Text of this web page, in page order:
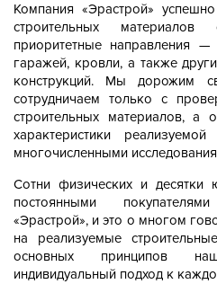
Компания «Эрастрой»
строительных
приоритетные направления —
гаражей, кровли, а также
конструкций. Мы дорожим
сотрудничаем только с
строительных материалов, а
характеристики
многочисленными
Сотни физических и десятки
постоянными
«Эрастрой», и это о многом
на реализуемые
основных принципов
индивидуальный подход к